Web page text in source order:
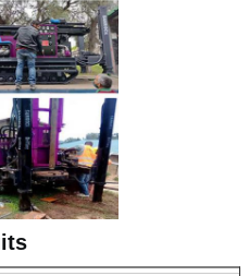
message
bientôt!